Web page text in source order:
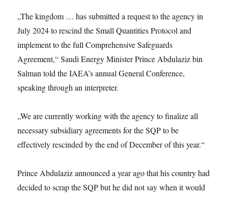
„The kingdom … has submitted a request to the agency in
July 2024 to rescind the Small Quantities Protocol and
implement to the full Comprehensive Safeguards
Agreement,“ Saudi Energy Minister Prince Abdulaziz bin
Salman told the IAEA’s annual General Conference,
speaking through an interpreter.
„We are currently working with the agency to finalize all
necessary subsidiary agreements for the SQP to be
effectively rescinded by the end of December of this year.“
Prince Abdulaziz announced a year ago that his country had
decided to scrap the SQP but he did not say when it would